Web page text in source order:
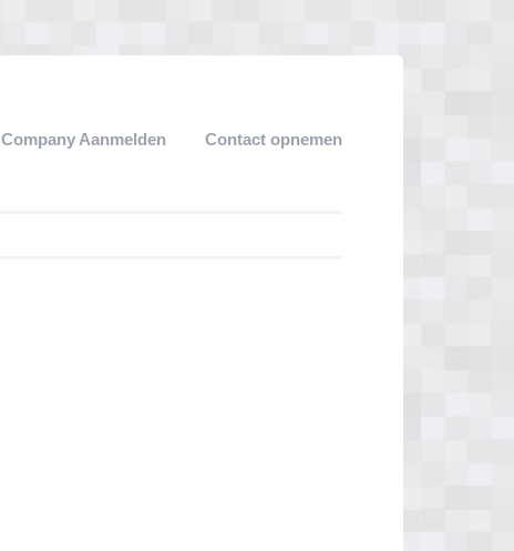
Company Aanmelden Contact opnemen